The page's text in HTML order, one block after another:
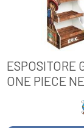
ESPOSITORE
ONE PIECE